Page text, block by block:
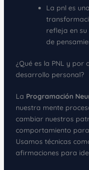
La pnl es
refleja en
de
¿Qué es la PNL y por
desarrollo personal?
La Programación
nuestra mente
cambiar nuestros
comportamiento
Usamos técnicas
afirmaciones para